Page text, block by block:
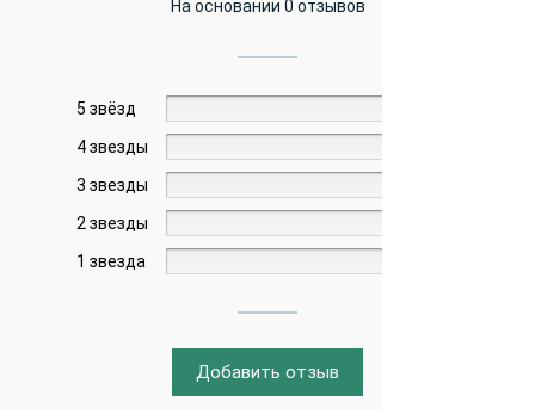
На основании 0 отзывов
5 звёзд
4 звезды
3 звезды
2 звезды
1 звезда
Добавить отзыв